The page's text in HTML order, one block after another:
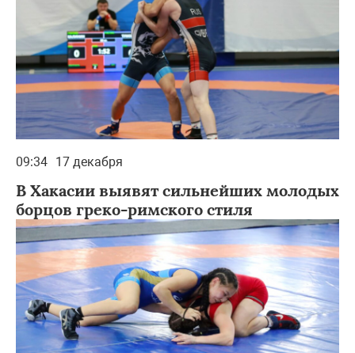
09:34 17 декабря
В Хакасии выявят сильнейших молодых
борцов греко-римского стиля